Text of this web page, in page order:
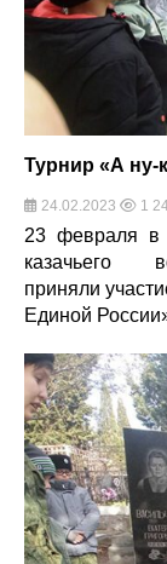
Турнир «А ну-
24.02.2023 1
23 февраля в
казачьего
приняли
Единой